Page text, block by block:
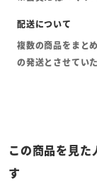
複数の商品をまと
の発送とさせてい
この商品を見た
す